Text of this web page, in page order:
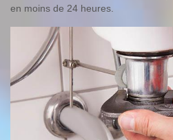
en moins de 24 heures.